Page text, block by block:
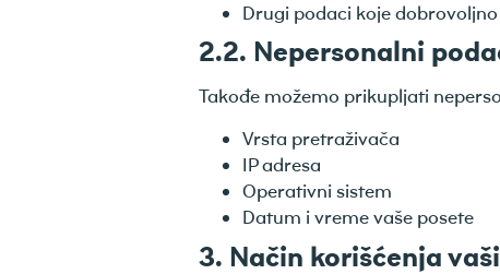
Drugi podaci koje
2.2. Nepersonalni
Takođe možemo prikupljati
Vrsta pretraživača
IP adresa
Operativni sistem
Datum i vreme vaše posete
3. Način korišćenja